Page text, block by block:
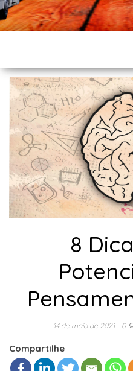
8
14 de maio de 2021 0
Compartilhe